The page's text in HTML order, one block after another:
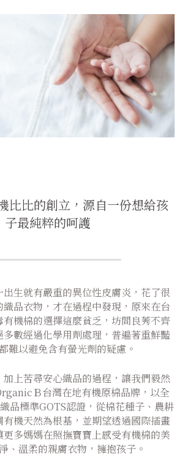
比比的創立，源自一份想給孩
子最純粹的呵護
生就有嚴重的異位性皮膚炎，花了很
品衣物，才在過程中發現，原來在台
機棉的選擇這麼貧乏，坊間良莠不齊
數經過化學用劑處理，普遍著重鮮豔
難以避免含有螢光劑的疑慮。
上苦尋安心織品的過程，讓我們毅然
Ｂ台灣在地有機原棉品牌，以全
品標準GOTS認證，從棉花種子、農耕
機天然為根基，並期望透過國際插畫
多媽媽在照撫寶寶上感受有機棉的美
、溫柔的親膚衣物，擁抱孩子。